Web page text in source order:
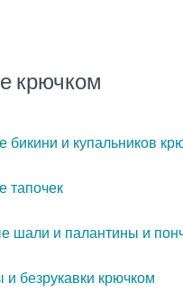
крючком
бикини и купальников
тапочек
шали и палантины и
безрукавки крючком